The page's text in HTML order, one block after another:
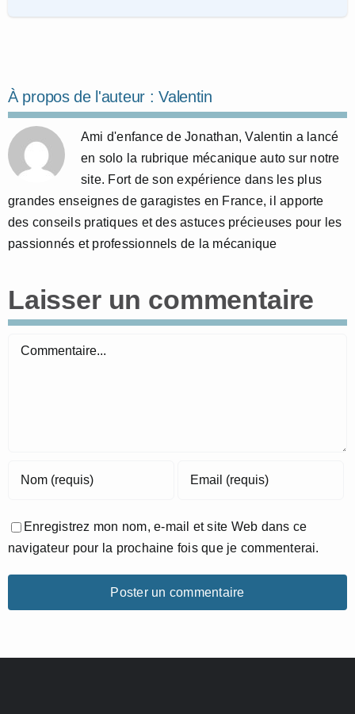
À propos de l'auteur :Valentin
Ami d'enfance de Jonathan, Valentin a lancé
en solo la rubrique mécanique auto sur notre
site. Fort de son expérience dans les plus
grandes enseignes de garagistes en France, il apporte
des conseils pratiques et des astuces précieuses pour les
passionnés et professionnels de la mécanique
Laisser un commentaire
Commentaire
Enregistrez mon nom, e-mail et site Web dans ce
navigateur pour la prochaine fois que je commenterai.